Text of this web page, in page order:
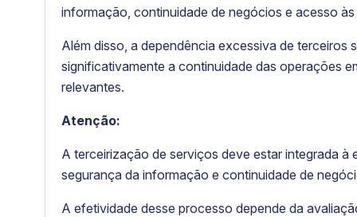
informação, continuidade de negócios e acesso
Além disso, a dependência excessiva de
significativamente a continuidade das operações
relevantes.
Atenção:
A terceirização de serviços deve estar integrada
segurança da informação e continuidade de
A efetividade desse processo depende da